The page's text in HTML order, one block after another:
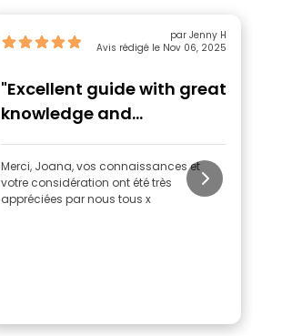
par Jenny H
Avis rédigé le Nov 06, 2025
"Excellent guide with great
knowledge and
consideration"
Merci, Joana, vos connaissances et
votre considération ont été très
appréciées par nous tous x